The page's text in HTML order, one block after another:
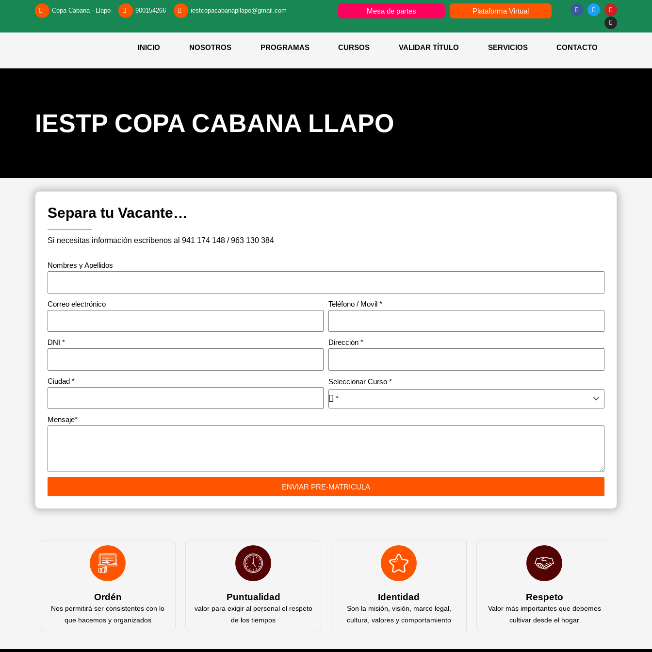
Copa Cabana - Llapo 900154266 iestcopacabanapllapo@gmail.com Mesa de partes Plataforma Virtual
INICIO NOSOTROS PROGRAMAS CURSOS VALIDAR TÍTULO SERVICIOS CONTACTO
IESTP COPA CABANA LLAPO
Separa tu Vacante…
Si necesitas información escríbenos al 941 174 148 / 963 130 384
Nombres y Apellidos
Correo electrónico Teléfono / Movil *
DNI * Dirección *
Ciudad * Seleccionar Curso *
Mensaje*
ENVIAR PRE-MATRICULA
Ordén
Nos permitirá ser consistentes con lo
que hacemos y organizados
Puntualidad
valor para exigir al personal el respeto
de los tiempos
Identidad
Son la misión, visión, marco legal,
cultura, valores y comportamiento
Respeto
Valor más importantes que debemos
cultivar desde el hogar